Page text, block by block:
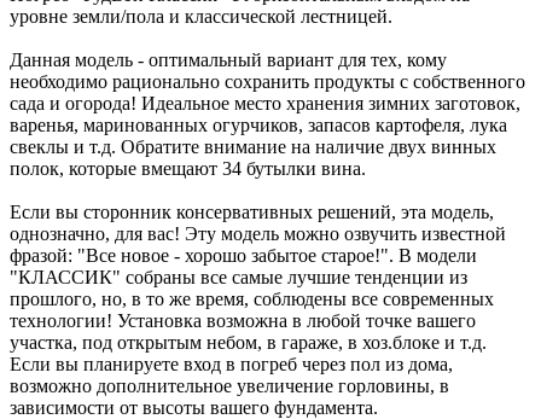
уровне земли/пола и классической лестницей.
Данная модель - оптимальный вариант для тех, кому
необходимо рационально сохранить продукты с собственного
сада и огорода! Идеальное место хранения зимних заготовок,
варенья, маринованных огурчиков, запасов картофеля, лука
свеклы и т.д. Обратите внимание на наличие двух винных
полок, которые вмещают 34 бутылки вина.
Если вы сторонник консервативных решений, эта модель,
однозначно, для вас! Эту модель можно озвучить известной
фразой: "Все новое - хорошо забытое старое!". В модели
"КЛАССИК" собраны все самые лучшие тенденции из
прошлого, но, в то же время, соблюдены все современных
технологии! Установка возможна в любой точке вашего
участка, под открытым небом, в гараже, в хоз.блоке и т.д.
Если вы планируете вход в погреб через пол из дома,
возможно дополнительное увеличение горловины, в
зависимости от высоты вашего фундамента.